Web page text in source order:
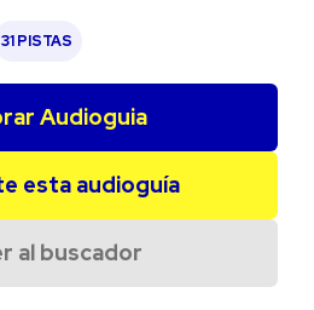
31 PISTAS
Audioguia
esta audioguía
al buscador